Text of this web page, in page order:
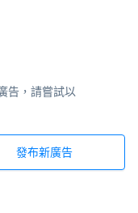
告，請嘗試以
發布新廣告